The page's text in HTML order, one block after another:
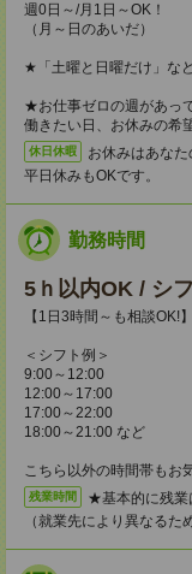
週0日～/月1日～OK！
（月～日のあいだ）
★「土曜と日曜だけ」な
★お仕事ゼロの週があっ
働きたい日、お休みの希
休日休暇
お休みはあなた
平日休みもOKです。
勤務時間
5ｈ以内OK / シ
【1日3時間～も相談OK!】
＜シフト例＞
9:00～12:00
12:00～17:00
17:00～22:00
18:00～21:00 など
こちら以外の時間帯もお
残業時間
★基本的に残業
（就業先により異なるた